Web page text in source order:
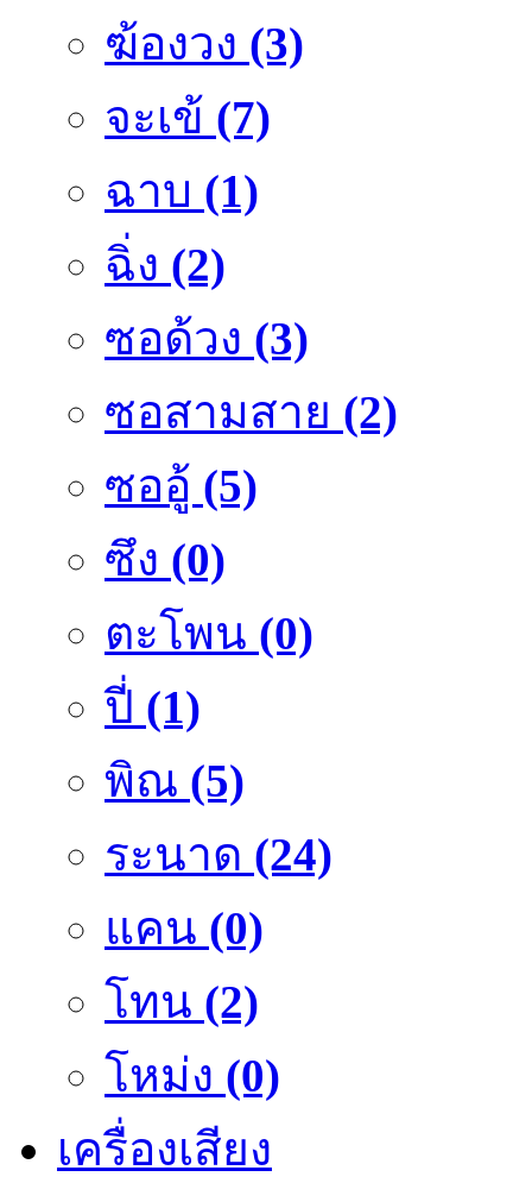
ฆ้องวง (3)
จะเข้ (7)
ฉาบ (1)
ฉิ่ง (2)
ซอด้วง (3)
ซอสามสาย (2)
ซออู้ (5)
ซึง (0)
ตะโพน (0)
ปี่ (1)
พิณ (5)
ระนาด (24)
แคน (0)
โทน (2)
โหม่ง (0)
เครื่องเสียง